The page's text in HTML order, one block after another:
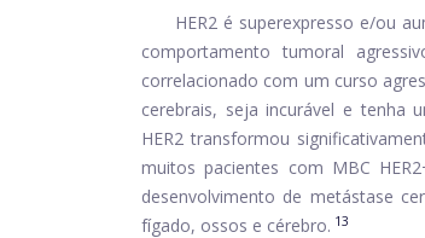
HER2 é superexpresso e/ou
comportamento tumoral
correlacionado com um curso
cerebrais, seja incurável e tenha
HER2 transformou
muitos pacientes com MBC
desenvolvimento de metástase
fígado, ossos e cérebro. 13